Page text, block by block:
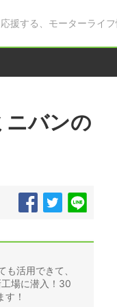
援する、モーターライフ
ニバンの
活用できて、
場に潜入！30
！